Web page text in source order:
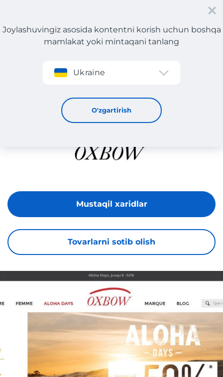
Roʻyxatdan oʻtish
Joylashuvingiz asosida kontentni korish uchun boshqa
mamlakat yoki mintaqani tanlang
Ukraine
O'zgartirish
OXBOW
Tovarlarni sotib olish
Mustaqil xaridlar